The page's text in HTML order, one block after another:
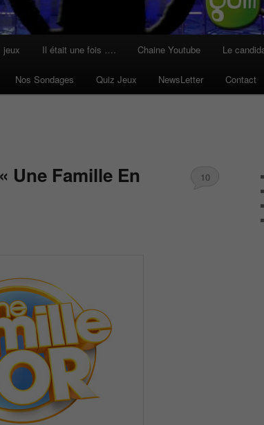
jeux Il était une fois …. Chaine Youtube Le
Nos Sondages Quiz Jeux NewsLetter Contact
Une Famille En
10